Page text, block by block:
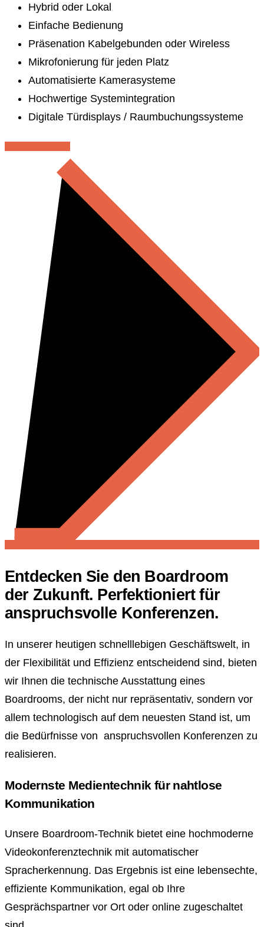
Hybrid oder Lokal
Einfache Bedienung
Präsenation Kabelgebunden oder Wireless
Mikrofonierung für jeden Platz
Automatisierte Kamerasysteme
Hochwertige Systemintegration
Digitale Türdisplays / Raumbuchungssysteme
Entdecken Sie den Boardroom
der Zukunft. Perfektioniert für
anspruchsvolle Konferenzen.
In unserer heutigen schnelllebigen Geschäftswelt, in
der Flexibilität und Effizienz entscheidend sind, bieten
wir Ihnen die technische Ausstattung eines
Boardrooms, der nicht nur repräsentativ, sondern vor
allem technologisch auf dem neuesten Stand ist, um
die Bedürfnisse von anspruchsvollen Konferenzen zu
realisieren.
Modernste Medientechnik für nahtlose
Kommunikation
Unsere Boardroom-Technik bietet eine hochmoderne
Videokonferenztechnik mit automatischer
Spracherkennung. Das Ergebnis ist eine lebensechte,
effiziente Kommunikation, egal ob Ihre
Gesprächspartner vor Ort oder online zugeschaltet